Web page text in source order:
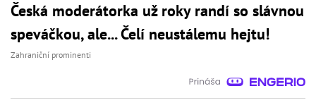
Česká moderátorka už roky randí so slávnou
speváčkou, ale... Čelí neustálemu hejtu!
Zahraniční prominenti